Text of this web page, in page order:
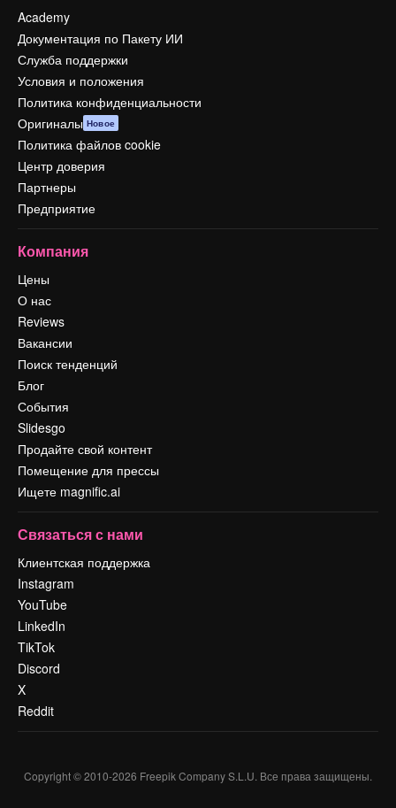
Academy
Документация по Пакету ИИ
Служба поддержки
Условия и положения
Политика конфиденциальности
Оригиналы Новое
Политика файлов cookie
Центр доверия
Партнеры
Предприятие
Компания
Цены
О нас
Reviews
Вакансии
Поиск тенденций
Блог
События
Slidesgo
Продайте свой контент
Помещение для прессы
Ищете magnific.ai
Связаться с нами
Клиентская поддержка
Instagram
YouTube
LinkedIn
TikTok
Discord
X
Reddit
Copyright © 2010-2026 Freepik Company S.L.U. Все права защищены.